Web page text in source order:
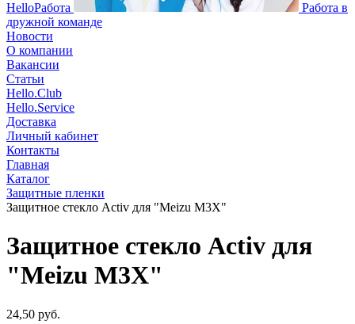
HelloРабота
Работа в
дружной команде
Новости
О компании
Вакансии
Статьи
Hello.Club
Hello.Service
Доставка
Личный кабинет
Контакты
Главная
Каталог
Защитные пленки
Защитное стекло Activ для "Meizu M3X"
Защитное стекло Activ для
"Meizu M3X"
24,50 руб.